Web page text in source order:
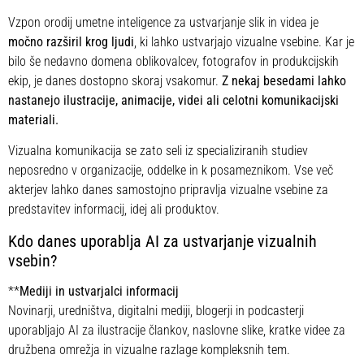
Vzpon orodij umetne inteligence za ustvarjanje slik in videa je
močno razširil krog ljudi, ki lahko ustvarjajo vizualne vsebine. Kar je
bilo še nedavno domena oblikovalcev, fotografov in produkcijskih
ekip, je danes dostopno skoraj vsakomur. Z nekaj besedami lahko
nastanejo ilustracije, animacije, videi ali celotni komunikacijski
materiali.
Vizualna komunikacija se zato seli iz specializiranih studiev
neposredno v organizacije, oddelke in k posameznikom. Vse več
akterjev lahko danes samostojno pripravlja vizualne vsebine za
predstavitev informacij, idej ali produktov.
Kdo danes uporablja AI za ustvarjanje vizualnih
vsebin?
**Mediji in ustvarjalci informacij
Novinarji, uredništva, digitalni mediji, blogerji in podcasterji
uporabljajo AI za ilustracije člankov, naslovne slike, kratke videe za
družbena omrežja in vizualne razlage kompleksnih tem.